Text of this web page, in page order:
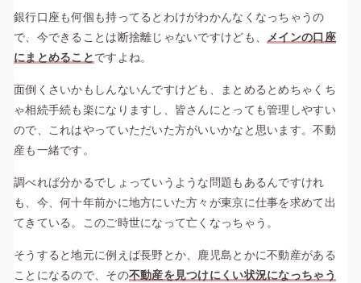
銀行口座も何個も持ってるとわけがわかんなくなっちゃうの
で、今できることは断捨離じゃないですけども、
メインの口座
にまとめることですよね。
面倒くさいかもしんないんですけども、まとめるとめちゃくち
ゃ相続手続も楽になりますし、皆さんにとっても管理しやすい
ので、これはやっていただいた方がいいかなと思います。不動
産も一緒です。
調べれば分かるでしょっていうような問題もあるんですけれ
も、今、何十年前かに地方にいた方々が東京に仕事を求めて出
てきている。このご時世になって亡くなっちゃう。
そうすると地元に例えば長野とか、鹿児島とかに不動産がある
ことになるので、その不動産を見つけにくい状況になっちゃう